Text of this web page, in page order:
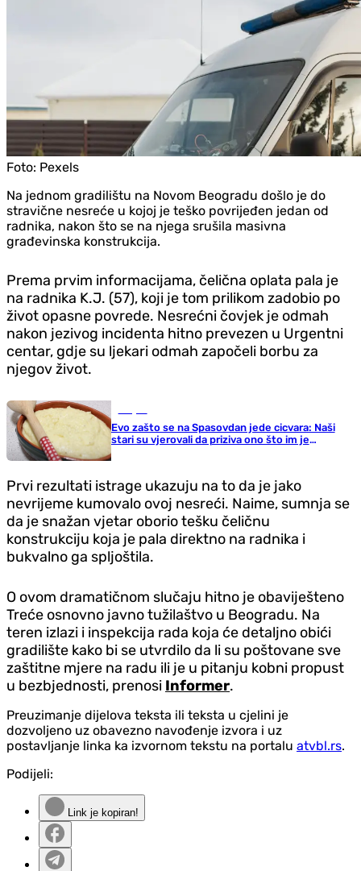
Foto: Pexels
Na jednom gradilištu na Novom Beogradu došlo je do
stravične nesreće u kojoj je teško povrijeđen jedan od
radnika, nakon što se na njega srušila masivna
građevinska konstrukcija.
Prema prvim informacijama, čelična oplata pala je
na radnika K.J. (57), koji je tom prilikom zadobio po
život opasne povrede. Nesrećni čovjek je odmah
nakon jezivog incidenta hitno prevezen u Urgentni
centar, gdje su ljekari odmah započeli borbu za
njegov život.
Evo zašto se na Spasovdan jede cicvara: Naši
stari su vjerovali da priziva ono što im je
najvažnije
Prvi rezultati istrage ukazuju na to da je jako
nevrijeme kumovalo ovoj nesreći. Naime, sumnja se
da je snažan vjetar oborio tešku čeličnu
konstrukciju koja je pala direktno na radnika i
bukvalno ga spljoštila.
O ovom dramatičnom slučaju hitno je obaviješteno
Treće osnovno javno tužilaštvo u Beogradu. Na
teren izlazi i inspekcija rada koja će detaljno obići
gradilište kako bi se utvrdilo da li su poštovane sve
zaštitne mjere na radu ili je u pitanju kobni propust
u bezbjednosti, prenosi Informer.
Preuzimanje dijelova teksta ili teksta u cjelini je
dozvoljeno uz obavezno navođenje izvora i uz
postavljanje linka ka izvornom tekstu na portalu atvbl.rs.
Podijeli:
Link je kopiran!